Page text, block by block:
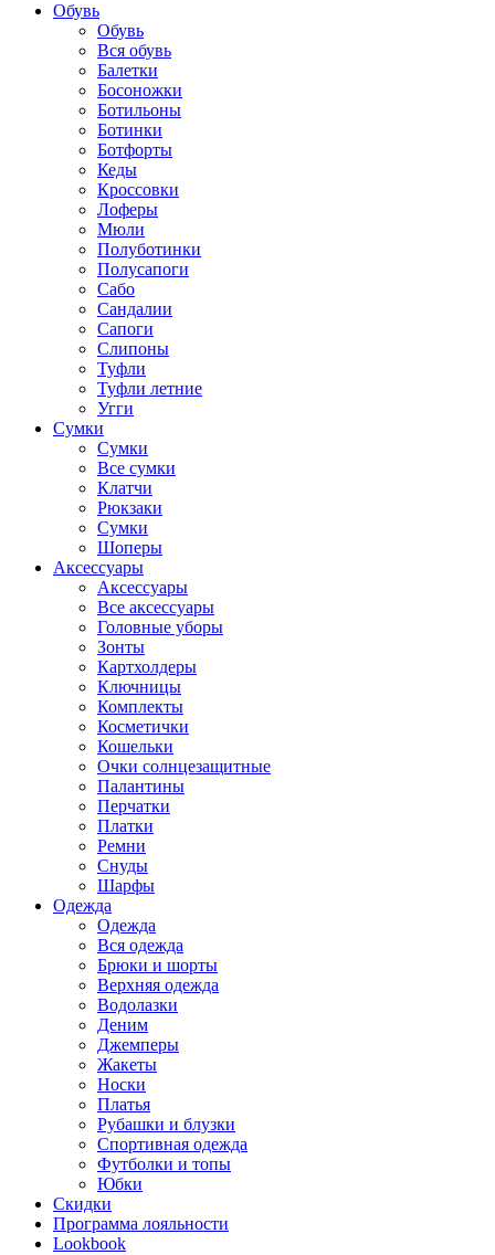
Обувь
Обувь
Вся обувь
Балетки
Босоножки
Ботильоны
Ботинки
Ботфорты
Кеды
Кроссовки
Лоферы
Мюли
Полуботинки
Полусапоги
Сабо
Сандалии
Сапоги
Слипоны
Туфли
Туфли летние
Угги
Сумки
Сумки
Все сумки
Клатчи
Рюкзаки
Сумки
Шоперы
Аксессуары
Аксессуары
Все аксессуары
Головные уборы
Зонты
Картхолдеры
Ключницы
Комплекты
Косметички
Кошельки
Очки солнцезащитные
Палантины
Перчатки
Платки
Ремни
Снуды
Шарфы
Одежда
Одежда
Вся одежда
Брюки и шорты
Верхняя одежда
Водолазки
Деним
Джемперы
Жакеты
Носки
Платья
Рубашки и блузки
Спортивная одежда
Футболки и топы
Юбки
Скидки
Программа лояльности
Lookbook